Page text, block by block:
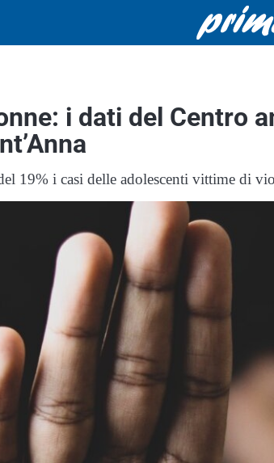
i dati del Centro
19% i casi delle adolescenti vittime di